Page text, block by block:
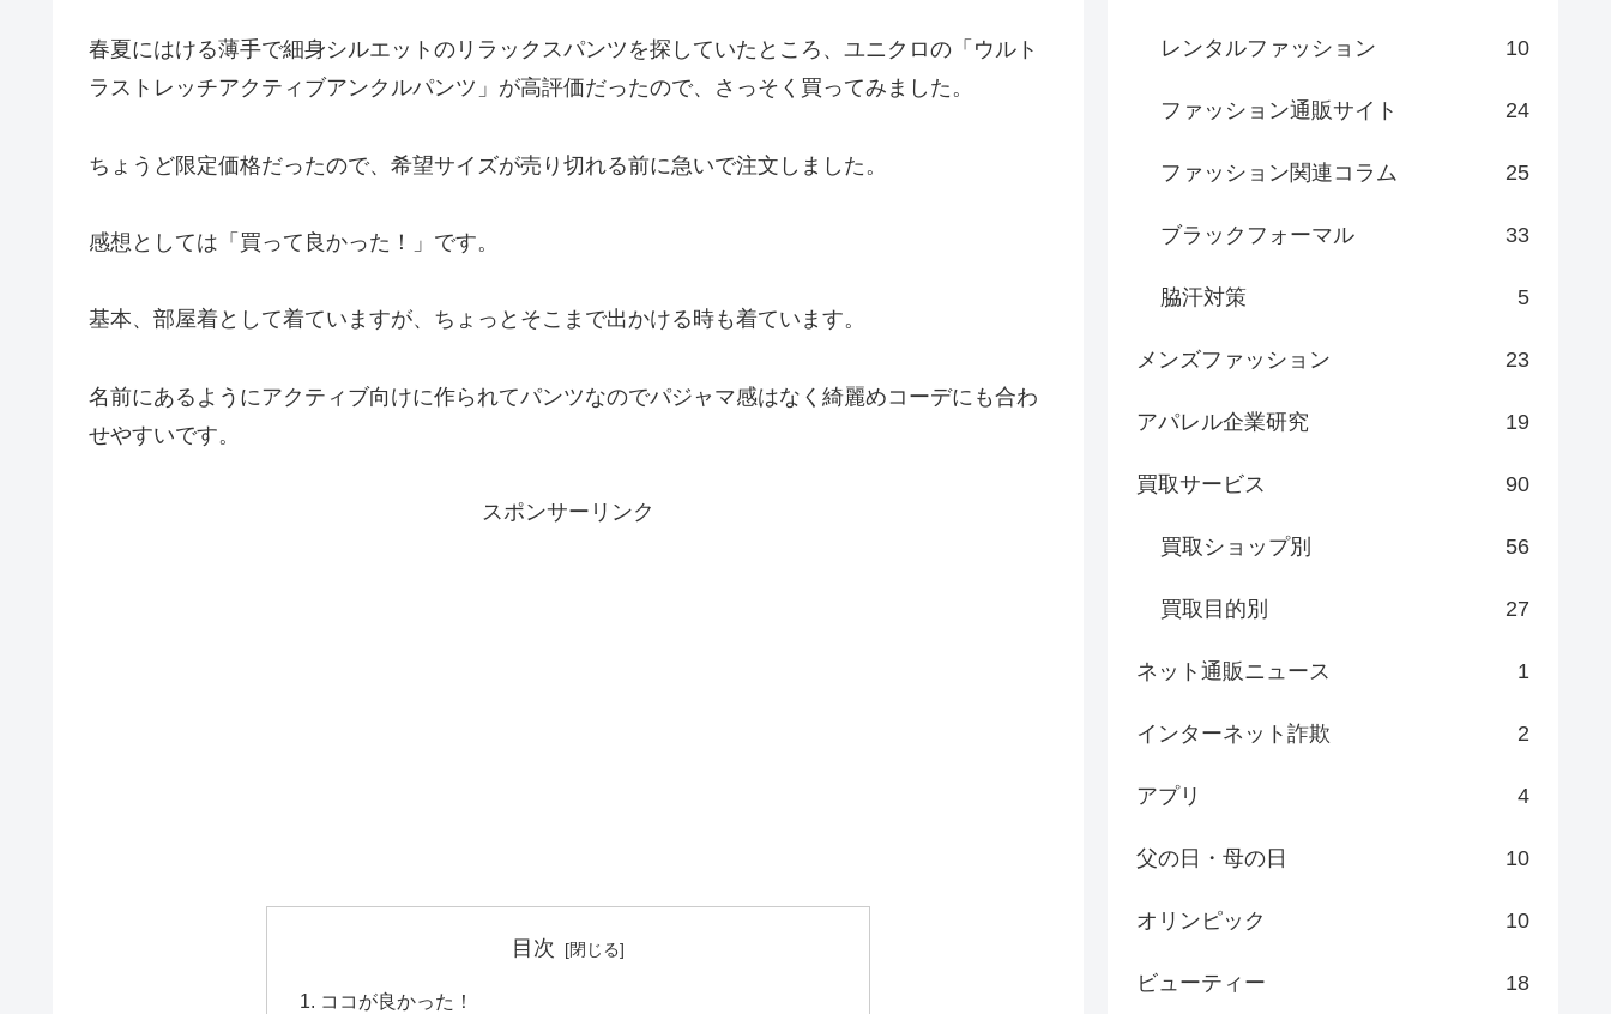
春夏にはける薄手で細身シルエットのリラックスパンツを探していたところ、ユニクロの「ウルト
ラストレッチアクティブアンクルパンツ」が高評価だったので、さっそく買ってみました。
ちょうど限定価格だったので、希望サイズが売り切れる前に急いで注文しました。
感想としては「買って良かった！」です。
基本、部屋着として着ていますが、ちょっとそこまで出かける時も着ています。
名前にあるようにアクティブ向けに作られてパンツなのでパジャマ感はなく綺麗めコーデにも合わ
せやすいです。
スポンサーリンク
目次
ココが良かった！
レンタルファッション 10
ファッション通販サイト 24
ファッション関連コラム 25
ブラックフォーマル 33
脇汗対策 5
メンズファッション 23
アパレル企業研究 19
買取サービス 90
買取ショップ別 56
買取目的別 27
ネット通販ニュース 1
インターネット詐欺 2
アプリ 4
父の日・母の日 10
オリンピック 10
ビューティー 18